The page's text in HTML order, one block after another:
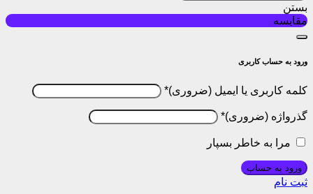
بستن
مقایسه
ورود به حساب کاربری
کلمه کاربری یا ایمیل *
گذرواژه *
مرا به خاطر بسپار
ورود به حساب
ثبت نام